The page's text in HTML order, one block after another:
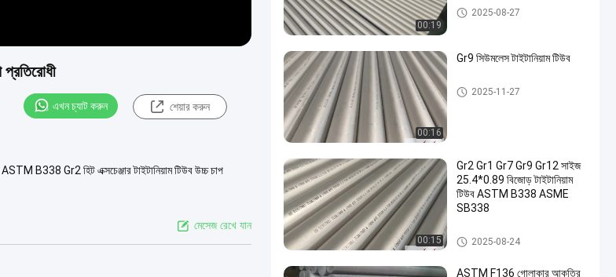
এখন চ্যাট করুন শেয়ার করুন
B338 Gr2 হিট এক্সচেঞ্জার টাইটানিয়াম টিউব উচ্চ চাপ
মেসেজ রেখে যান
00:19
বিজোড় টাইটানিয়াম টিউব
2025-08-27
00:16
Gr9 সিউমলেস টাইটানিয়াম টিউব
বিজোড় টাইটানিয়াম টিউব
2025-11-27
00:15
Gr2 Gr1 Gr7 Gr9 Gr12 সাইজ
25.4*0.89 বিজোড় টাইটানিয়াম
টিউব ASTM B338 ASME
SB338
বিজোড় টাইটানিয়াম টিউব
2025-08-24
ASTM F136 গোলাকার আকৃতির